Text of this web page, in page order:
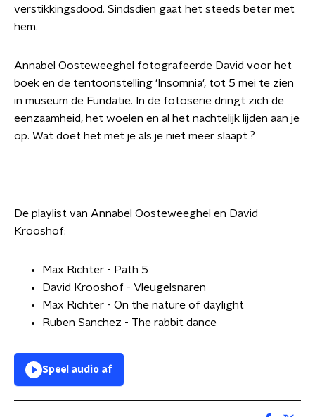
verstikkingsdood. Sindsdien gaat het steeds beter met
hem.
Annabel Oosteweeghel fotografeerde David voor het
boek en de tentoonstelling 'Insomnia', tot 5 mei te zien
in museum de Fundatie. In de fotoserie dringt zich de
eenzaamheid, het woelen en al het nachtelijk lijden aan je
op. Wat doet het met je als je niet meer slaapt ?
De playlist van Annabel Oosteweeghel en David
Krooshof:
Max Richter - Path 5
David Krooshof - Vleugelsnaren
Max Richter - On the nature of daylight
Ruben Sanchez - The rabbit dance
Speel audio af